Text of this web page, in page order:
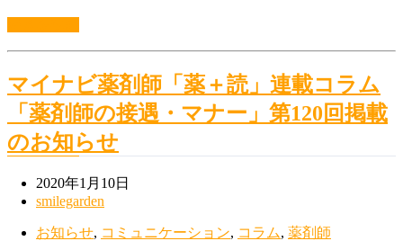
マイナビ薬剤師「薬＋読」連載コラム
「薬剤師の接遇・マナー」第120回掲載
のお知らせ
2020年1月10日
smilegarden
お知らせ, コミュニケーション, コラム, 薬剤師